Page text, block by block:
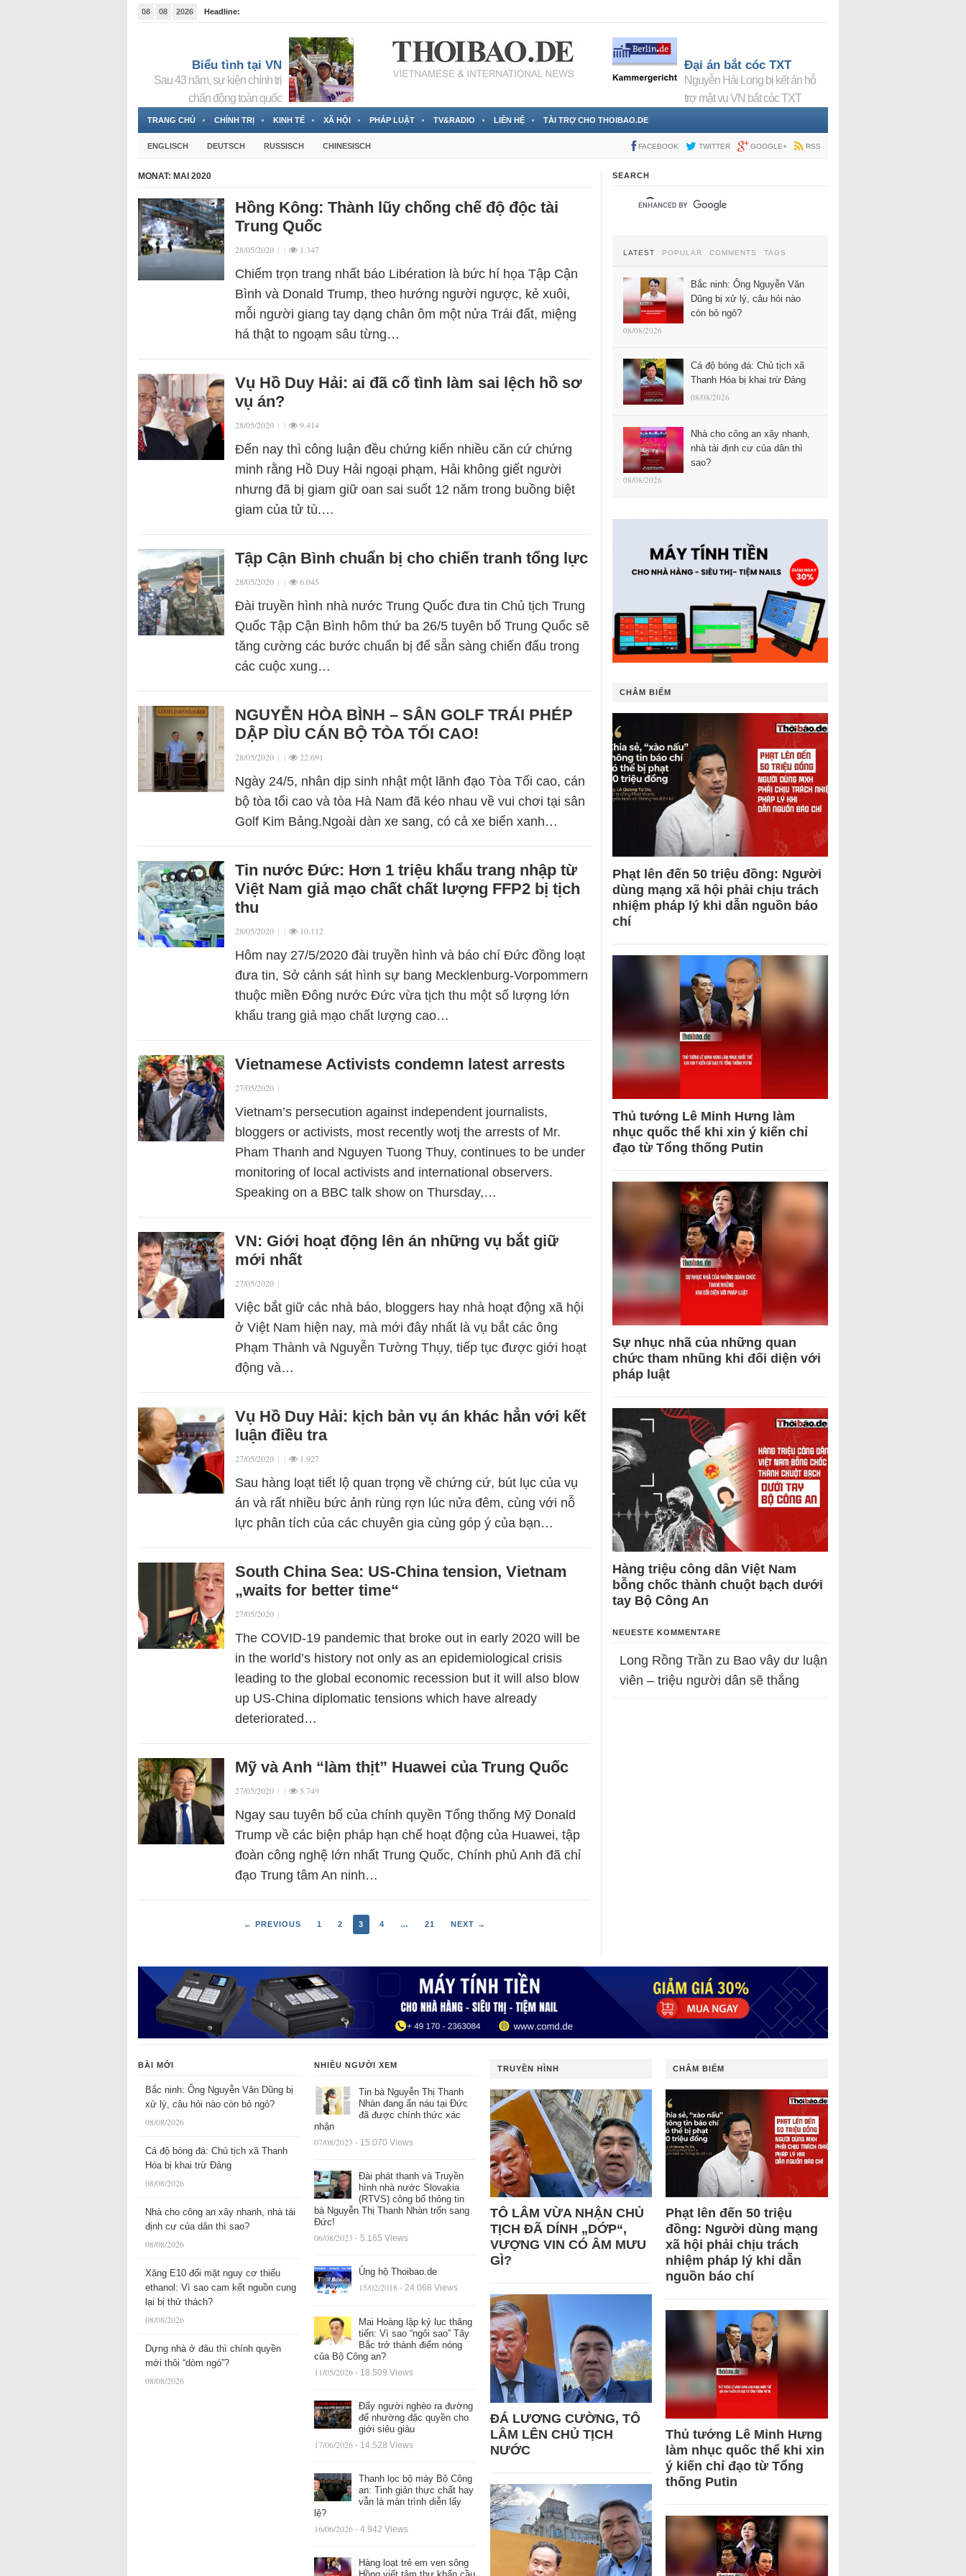
08 08 2026
Headline:
Biểu tình tại VN
Sau 43 năm, sự kiện chính trị
chấn động toàn quốc
Đại án bắt cóc TXT
Nguyễn Hải Long bị kết án hỗ
trợ mật vụ VN bắt cóc TXT
TRANG CHỦ CHÍNH TRỊ KINH TẾ XÃ HỘI PHÁP LUẬT TV&RADIO LIÊN HỆ TÀI TRỢ CHO THOIBAO.DE
ENGLISCH DEUTSCH RUSSISCH CHINESISCH FACEBOOK TWITTER GOOGLE+ RSS
MONAT: MAI 2020
Hồng Kông: Thành lũy chống chế độ độc tài
Trung Quốc
28/05/2020 | | 1.347
Chiếm trọn trang nhất báo Libération là bức hí họa Tập Cận
Bình và Donald Trump, theo hướng người ngược, kẻ xuôi,
mỗi người giang tay dạng chân ôm một nửa Trái đất, miệng
há thật to ngoạm sâu từng…
Vụ Hồ Duy Hải: ai đã cố tình làm sai lệch hồ sơ
vụ án?
28/05/2020 | | 9.414
Đến nay thì công luận đều chứng kiến nhiều căn cứ chứng
minh rằng Hồ Duy Hải ngoại phạm, Hải không giết người
nhưng đã bị giam giữ oan sai suốt 12 năm trong buồng biệt
giam của tử tù.…
Tập Cận Bình chuẩn bị cho chiến tranh tổng lực
28/05/2020 | | 6.045
Đài truyền hình nhà nước Trung Quốc đưa tin Chủ tịch Trung
Quốc Tập Cận Bình hôm thứ ba 26/5 tuyên bố Trung Quốc sẽ
tăng cường các bước chuẩn bị để sẵn sàng chiến đấu trong
các cuộc xung…
NGUYỄN HÒA BÌNH – SÂN GOLF TRÁI PHÉP
DẬP DÌU CÁN BỘ TÒA TỐI CAO!
28/05/2020 | | 22.691
Ngày 24/5, nhân dịp sinh nhật một lãnh đạo Tòa Tối cao, cán
bộ tòa tối cao và tòa Hà Nam đã kéo nhau về vui chơi tại sân
Golf Kim Bảng.Ngoài dàn xe sang, có cả xe biển xanh…
Tin nước Đức: Hơn 1 triệu khẩu trang nhập từ
Việt Nam giả mạo chất chất lượng FFP2 bị tịch
thu
28/05/2020 | | 10.112
Hôm nay 27/5/2020 đài truyền hình và báo chí Đức đồng loạt
đưa tin, Sở cảnh sát hình sự bang Mecklenburg-Vorpommern
thuộc miền Đông nước Đức vừa tịch thu một số lượng lớn
khẩu trang giả mạo chất lượng cao…
Vietnamese Activists condemn latest arrests
27/05/2020 |
Vietnam’s persecution against independent journalists,
bloggers or activists, most recently wotj the arrests of Mr.
Pham Thanh and Nguyen Tuong Thuy, continues to be under
monitoring of local activists and international observers.
Speaking on a BBC talk show on Thursday,…
VN: Giới hoạt động lên án những vụ bắt giữ
mới nhất
27/05/2020 |
Việc bắt giữ các nhà báo, bloggers hay nhà hoạt động xã hội
ở Việt Nam hiện nay, mà mới đây nhất là vụ bắt các ông
Phạm Thành và Nguyễn Tường Thụy, tiếp tục được giới hoạt
động và…
Vụ Hồ Duy Hải: kịch bản vụ án khác hẳn với kết
luận điều tra
27/05/2020 | | 1.927
Sau hàng loạt tiết lộ quan trọng về chứng cứ, bút lục của vụ
án và rất nhiều bức ảnh rùng rợn lúc nửa đêm, cùng với nỗ
lực phân tích của các chuyên gia cùng góp ý của bạn…
South China Sea: US-China tension, Vietnam
„waits for better time“
27/05/2020 |
The COVID-19 pandemic that broke out in early 2020 will be
in the world’s history not only as an epidemiological crisis
leading to the global economic recession but it will also blow
up US-China diplomatic tensions which have already
deteriorated…
Mỹ và Anh “làm thịt” Huawei của Trung Quốc
27/05/2020 | | 5.749
Ngay sau tuyên bố của chính quyền Tổng thống Mỹ Donald
Trump về các biện pháp hạn chế hoạt động của Huawei, tập
đoàn công nghệ lớn nhất Trung Quốc, Chính phủ Anh đã chỉ
đạo Trung tâm An ninh…
← PREVIOUS 1 2 3 4 … 21 NEXT →
SEARCH
LATEST POPULAR COMMENTS TAGS
Bắc ninh: Ông Nguyễn Văn
Dũng bị xử lý, câu hỏi nào
còn bỏ ngỏ?
08/08/2026
Cá độ bóng đá: Chủ tịch xã
Thanh Hóa bị khai trừ Đảng
08/08/2026
Nhà cho công an xây nhanh,
nhà tái định cư của dân thì
sao?
08/08/2026
CHÂM BIẾM
Phạt lên đến 50 triệu đồng: Người
dùng mạng xã hội phải chịu trách
nhiệm pháp lý khi dẫn nguồn báo
chí
Thủ tướng Lê Minh Hưng làm
nhục quốc thể khi xin ý kiến chỉ
đạo từ Tổng thống Putin
Sự nhục nhã của những quan
chức tham nhũng khi đối diện với
pháp luật
Hàng triệu công dân Việt Nam
bỗng chốc thành chuột bạch dưới
tay Bộ Công An
NEUESTE KOMMENTARE
Long Rồng Trần zu Bao vây dư luận
viên – triệu người dân sẽ thắng
BÀI MỚI
Bắc ninh: Ông Nguyễn Văn Dũng bị
xử lý, câu hỏi nào còn bỏ ngỏ?
08/08/2026
Cá độ bóng đá: Chủ tịch xã Thanh
Hóa bị khai trừ Đảng
08/08/2026
Nhà cho công an xây nhanh, nhà tái
định cư của dân thì sao?
08/08/2026
Xăng E10 đối mặt nguy cơ thiếu
ethanol: Vì sao cam kết nguồn cung
lại bị thử thách?
08/08/2026
Dựng nhà ở đâu thì chính quyền
mới thôi “dòm ngó”?
08/08/2026
NHIỀU NGƯỜI XEM
Tin bà Nguyễn Thị Thanh
Nhàn đang ẩn náu tại Đức
đã được chính thức xác
nhận
07/08/2023 - 15.070 Views
Đài phát thanh và Truyền
hình nhà nước Slovakia
(RTVS) công bố thông tin
bà Nguyễn Thị Thanh Nhàn trốn sang
Đức!
06/08/2023 - 5.165 Views
Ủng hộ Thoibao.de
15/02/2018 - 24.068 Views
Mai Hoàng lập kỷ lục thăng
tiến: Vì sao “ngôi sao” Tây
Bắc trở thành điểm nóng
của Bộ Công an?
11/05/2026 - 18.509 Views
Đẩy người nghèo ra đường
để nhường đặc quyền cho
giới siêu giàu
17/06/2026 - 14.528 Views
Thanh lọc bộ máy Bộ Công
an: Tinh giản thực chất hay
vẫn là màn trình diễn lấy
lệ?
16/06/2026 - 4.942 Views
Hàng loạt trẻ em ven sông
TRUYỀN HÌNH
TÔ LÂM VỪA NHẬN CHỦ
TỊCH ĐÃ DÍNH „DỚP“,
VƯỢNG VIN CÓ ÂM MƯU
GÌ?
ĐÁ LƯƠNG CƯỜNG, TÔ
LÂM LÊN CHỦ TỊCH
NƯỚC
CHÂM BIẾM
Phạt lên đến 50 triệu
đồng: Người dùng mạng
xã hội phải chịu trách
nhiệm pháp lý khi dẫn
nguồn báo chí
Thủ tướng Lê Minh Hưng
làm nhục quốc thể khi xin
ý kiến chỉ đạo từ Tổng
thống Putin